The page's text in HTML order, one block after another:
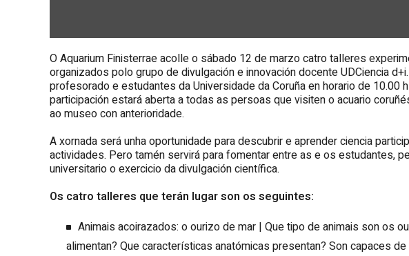
O Aquarium Finisterrae acolle o sábado 12 de marzo catro talleres
organizados polo grupo de divulgación e innovación docente UDCiencia
profesorado e estudantes da Universidade da Coruña en horario de 10.00
participación estará aberta a todas as persoas que visiten o acuario
ao museo con anterioridade.
A xornada será unha oportunidade para descubrir e aprender ciencia
actividades. Pero tamén servirá para fomentar entre as e os estudantes,
universitario o exercicio da divulgación científica.
Os catro talleres que terán lugar son os seguintes:
Animais acoirazados: o ourizo de mar | Que tipo de animais son os
alimentan? Que características anatómicas presentan? Son capaces